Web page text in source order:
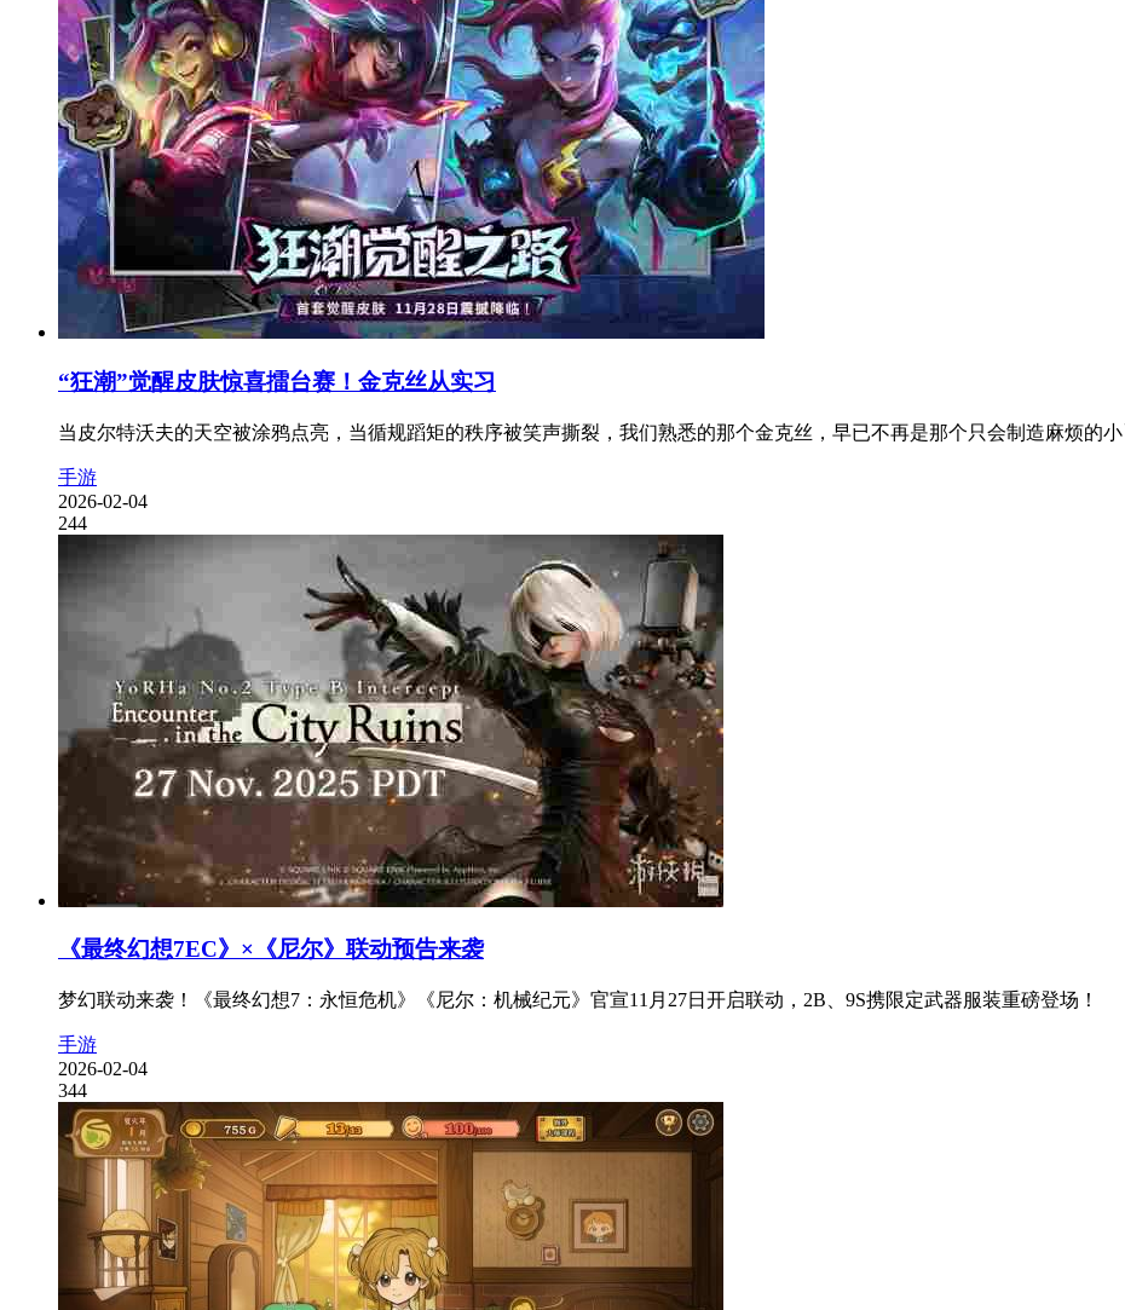
“狂潮”觉醒皮肤惊喜擂台赛！金克丝从实习
当皮尔特沃夫的天空被涂鸦点亮，当循规蹈矩的秩序被笑声撕裂，我们熟悉的那个金克丝，早已不再是那个只会制造麻烦的
手游
2026-02-04
244
《最终幻想7EC》×《尼尔》联动预告来袭
梦幻联动来袭！《最终幻想7：永恒危机》《尼尔：机械纪元》官宣11月27日开启联动，2B、9S携限定武器服装重磅登场！
手游
2026-02-04
344